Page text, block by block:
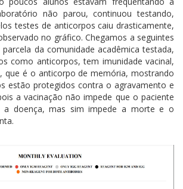
não parou, continuou testando,
testes de anticorpos caiu drasticamente,
no gráfico. Chegamos a seguintes
da comunidade acadêmica testada,
como anticorpos, tem imunidade vacinal,
que é o anticorpo de memória, mostrando
estão protegidos contra o agravamento e
a vacinação não impede que o paciente
a doença, mas sim impede a morte e o